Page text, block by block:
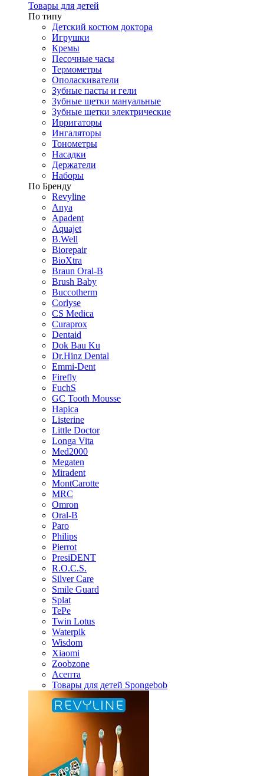
Товары для детей
По типу
Детский костюм доктора
Игрушки
Кремы
Песочные часы
Термометры
Ополаскиватели
Зубные пасты и гели
Зубные щетки мануальные
Зубные щетки электрические
Ирригаторы
Ингаляторы
Тонометры
Насадки
Держатели
Наборы
По Бренду
Revyline
Anya
Apadent
Aquajet
B.Well
Biorepair
BioXtra
Braun Oral-B
Brush Baby
Buccotherm
Corlyse
CS Medica
Curaprox
Dentaid
Dok Bau Ku
Dr.Hinz Dental
Emmi-Dent
Firefly
FuchS
GC Tooth Mousse
Hapica
Listerine
Little Doctor
Longa Vita
Med2000
Megaten
Miradent
MontCarotte
MRC
Omron
Oral-B
Paro
Philips
Pierrot
PresiDENT
R.O.C.S.
Silver Care
Smile Guard
Splat
TePe
Twin Lotus
Waterpik
Wisdom
Xiaomi
Zoobzone
Асепта
Товары для детей Spongebob